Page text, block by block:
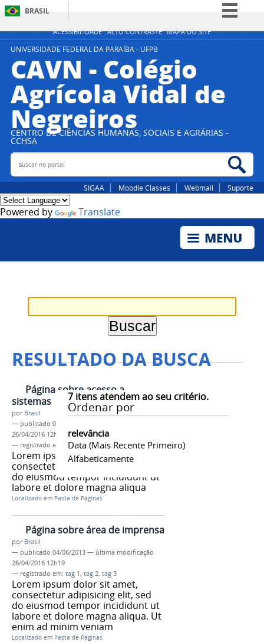
ACESSIBILIDADE ALTO CONTRASTE MAPA DO SITE
BRASIL
Simplifique!
Participe
Acesso à informação
Legislação
UNIVERSIDADE FEDERAL DA PARAÍBA - UFPB
CAVN - Colégio
Agrícola Vidal de
Negreiros
CENTRO DE CIÊNCIAS HUMANAS, SOCIAIS E AGRÁRIAS -
CCHSA
Buscar no portal
SIGAA Moodle Classes Webmail Suporte
Powered by Translate
RESULTADO DA BUSCA
7itens atendem ao seu critério.
Ordenar por
relevância
Data (mais Recente Primeiro)
Alfabeticamente
Página sobre acesso a
sistemas
por Brasil
— publicado 04/06/2013
26/04/2016 12h19
— registrado em:
tag 1,tag 2 ,tag 3
Lorem ipsum dolor sit amet,
consectetur adipisicing elit, sed
do eiusmod tempor incididunt ut
labore et dolore magna aliqua
Localizado em Pasta de Páginas
Página sobre área de imprensa
por Brasil
— publicado 04/06/2013 — última modificação
26/04/2016 12h19
— registrado em: tag 1, tag 2, tag 3
Lorem ipsum dolor sit amet,
consectetur adipisicing elit, sed
do eiusmod tempor incididunt ut
labore et dolore magna aliqua. Ut
enim ad minim veniam
Localizado em Pasta de Páginas